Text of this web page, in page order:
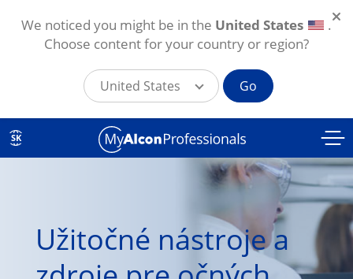
Skočiť na hlavný obsah
SK
Užitočné nástroje a
We noticed you might be in the United States
.
Choose content for your country or region?
United States Go